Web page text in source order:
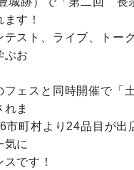
す！
スト、ライブ、トー
ぶお
ェスと同時開催で「
ま
市町村より24品目が出
気に
です！